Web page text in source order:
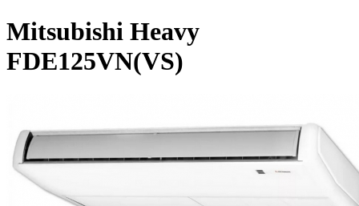
Mitsubishi Heavy
FDE125VN(VS)